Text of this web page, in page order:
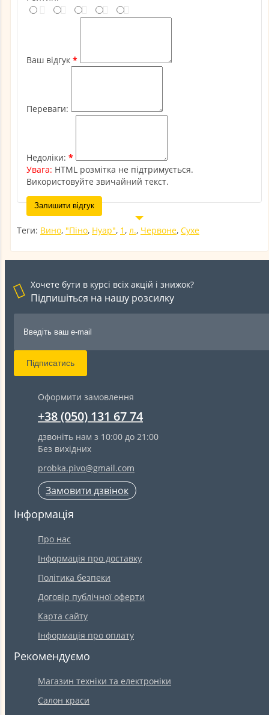
Ваш відгук
Переваги:
Недоліки:
Увага: HTML розмітка не підтримується.
Використовуйте звичайний текст.
Залишити відгук
Теги: Вино, "Піно, Нуар", 1 , л., Червоне, Сухе
Хочете бути в курсі всіх акцій і знижок?
Підпишіться на нашу розсилку
Підписатись
Оформити замовлення
+38 (050) 131 67 74
дзвоніть нам з 10:00 до 21:00
Без вихідних
probka.pivo@gmail.com
Замовити дзвінок
Інформація
Про нас
Інформація про доставку
Політика безпеки
Договір публічної оферти
Карта сайту
Інформація про оплату
Рекомендуємо
Магазин техніки та електроніки
Салон краси